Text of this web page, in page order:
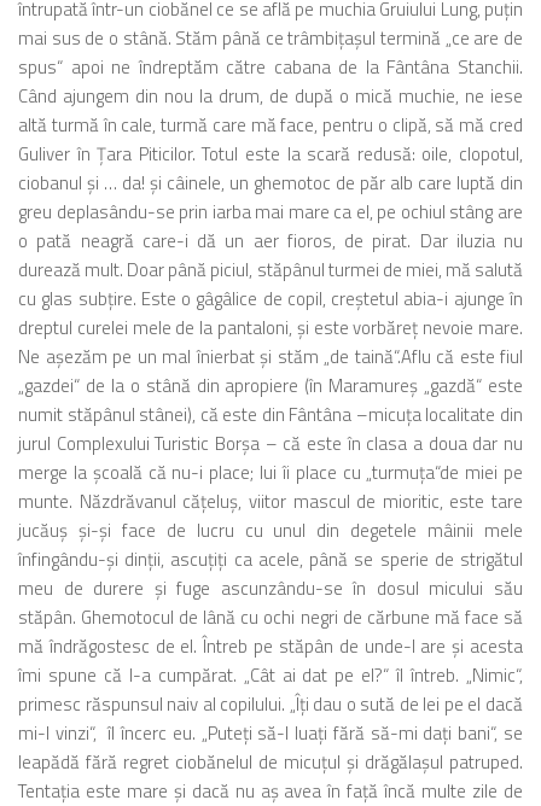
întrupată într-un ciobănel ce se află pe muchia Gruiului Lung, puţin
mai sus de o stână. Stăm până ce trâmbiţaşul termină „ce are de
spus“ apoi ne îndreptăm către cabana de la Fântâna Stanchii.
Când ajungem din nou la drum, de după o mică muchie, ne iese
altă turmă în cale, turmă care mă face, pentru o clipă, să mă cred
Guliver în Ţara Piticilor. Totul este la scară redusă: oile, clopotul,
ciobanul şi … da! şi câinele, un ghemotoc de păr alb care luptă din
greu deplasându-se prin iarba mai mare ca el, pe ochiul stâng are
o pată neagră care-i dă un aer fioros, de pirat. Dar iluzia nu
durează mult. Doar până piciul, stăpânul turmei de miei, mă salută
cu glas subţire. Este o gâgâlice de copil, creştetul abia-i ajunge în
dreptul curelei mele de la pantaloni, şi este vorbăreţ nevoie mare.
Ne aşezăm pe un mal înierbat şi stăm „de taină“.Aflu că este fiul
„gazdei“ de la o stână din apropiere (în Maramureş „gazdă“ este
numit stăpânul stânei), că este din Fântâna –micuţa localitate din
jurul Complexului Turistic Borşa – că este în clasa a doua dar nu
merge la şcoală că nu-i place; lui îi place cu „turmuţa“de miei pe
munte. Năzdrăvanul căţeluş, viitor mascul de mioritic, este tare
jucăuş şi-şi face de lucru cu unul din degetele mâinii mele
înfingându-şi dinţii, ascuţiţi ca acele, până se sperie de strigătul
meu de durere şi fuge ascunzându-se în dosul micului său
stăpân. Ghemotocul de lână cu ochi negri de cărbune mă face să
mă îndrăgostesc de el. Întreb pe stăpân de unde-l are şi acesta
îmi spune că l-a cumpărat. „Cât ai dat pe el?“ îl întreb. „Nimic“,
primesc răspunsul naiv al copilului. „Îţi dau o sută de lei pe el dacă
mi-l vinzi“, îl încerc eu. „Puteţi să-l luaţi fără să-mi daţi bani“, se
leapădă fără regret ciobănelul de micuţul şi drăgălaşul patruped.
Tentaţia este mare şi dacă nu aş avea în faţă încă multe zile de